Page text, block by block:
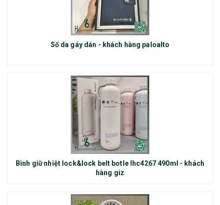
Sổ da gáy dán - khách hàng paloalto
Bình giữ nhiệt lock&lock belt botle lhc4267 490ml - khách
hàng giz